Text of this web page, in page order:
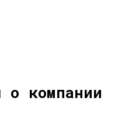
о компании